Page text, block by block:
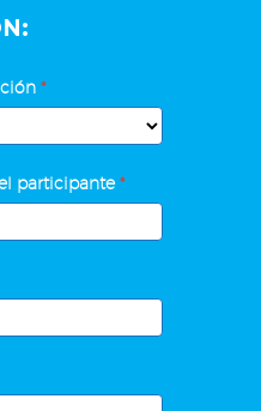
*
participante*